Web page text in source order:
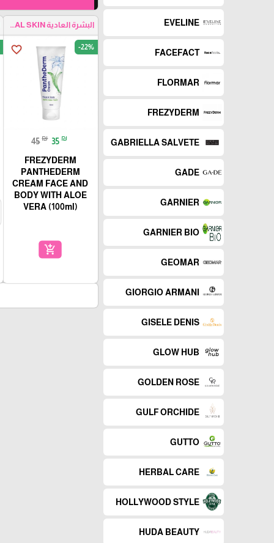
EVELINE
FACEFACT
FLORMAR
FREZYDERM
GABRIELLA SALVETE
GADE
GARNIER
GARNIER BIO
GEOMAR
GIORGIO ARMANI
GISELE DENIS
GLOW HUB
GOLDEN ROSE
GULF ORCHIDE
GUTTO
HERBAL CARE
HOLLYWOOD STYLE
HUDA BEAUTY
البشرة العادية NORMAL SKIN
favorite_border -22%
45 ₪ 35 ₪
FREZYDERM
PANTHEDERM
CREAM FACE AND
BODY WITH ALOE
VERA (100ml)
add_shopping_cart